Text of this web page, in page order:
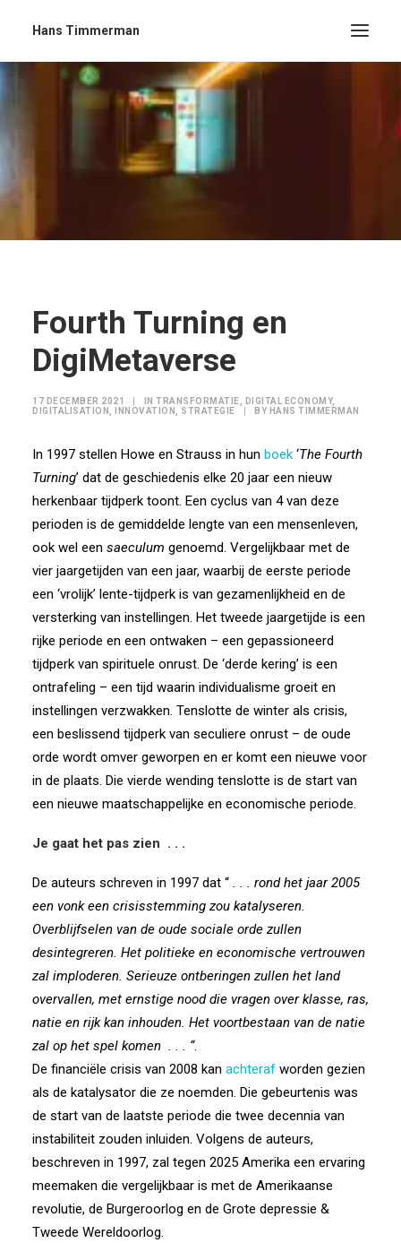
Hans Timmerman
Fourth Turning en
DigiMetaverse
17 DECEMBER 2021 IN TRANSFORMATIE DIGITAL ECONOMY,
DIGITALISATION
INNOVATION STRATEGIE BY HANS TIMMERMAN
In 1997 stellen Howe en Strauss in hun boek ‘The Fourth
Turning’ dat de geschiedenis elke 20 jaar een nieuw
herkenbaar tijdperk toont. Een cyclus van 4 van deze
perioden is de gemiddelde lengte van een mensenleven,
ook wel een saeculum genoemd. Vergelijkbaar met de
vier jaargetijden van een jaar, waarbij de eerste periode
een ‘vrolijk’ lente-tijdperk is van gezamenlijkheid en de
versterking van instellingen. Het tweede jaargetijde is een
rijke periode en een ontwaken – een gepassioneerd
tijdperk van spirituele onrust. De ‘derde kering’ is een
ontrafeling – een tijd waarin individualisme groeit en
instellingen verzwakken. Tenslotte de winter als crisis,
een beslissend tijdperk van seculiere onrust – de oude
orde wordt omver geworpen en er komt een nieuwe voor
in de plaats. Die vierde wending tenslotte is de start van
een nieuwe maatschappelijke en economische periode.
Je gaat het pas zien . . .
De auteurs schreven in 1997 dat “ . . . rond het jaar 2005
een vonk een crisisstemming zou katalyseren.
Overblijfselen van de oude sociale orde zullen
desintegreren. Het politieke en economische vertrouwen
zal imploderen. Serieuze ontberingen zullen het land
overvallen, met ernstige nood die vragen over klasse, ras,
natie en rijk kan inhouden. Het voortbestaan ​​van de natie
zal op het spel komen . . . “.
De financiële crisis van 2008 kan achteraf worden gezien
als de katalysator die ze noemden. Die gebeurtenis was
de start van de laatste periode die twee decennia van
instabiliteit zouden inluiden. Volgens de auteurs,
beschreven in 1997, zal tegen 2025 Amerika een ervaring
meemaken die vergelijkbaar is met de Amerikaanse
revolutie, de Burgeroorlog en de Grote depressie &
Tweede Wereldoorlog.